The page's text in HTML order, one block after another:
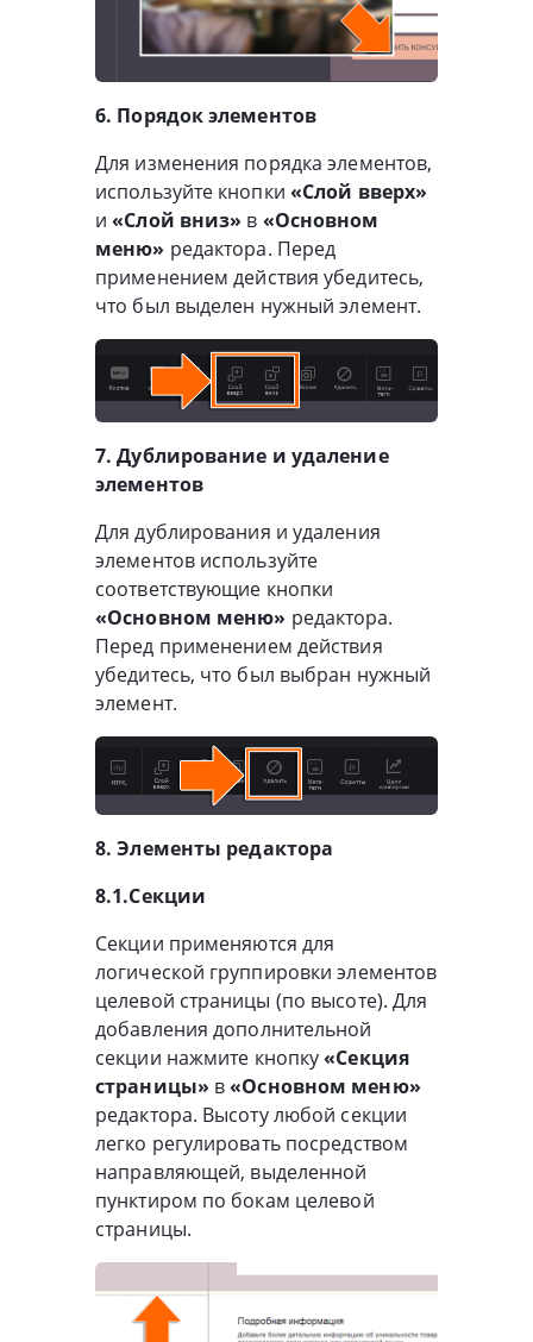
6. Порядок элементов
Для изменения порядка элементов,
используйте кнопки «Слой вверх»
и «Слой вниз» в «Основном
меню» редактора. Перед
применением действия убедитесь,
что был выделен нужный элемент.
7. Дублирование и удаление
элементов
Для дублирования и удаления
элементов используйте
соответствующие кнопки
«Основном меню» редактора.
Перед применением действия
убедитесь, что был выбран нужный
элемент.
8. Элементы редактора
8.1.Секции
Секции применяются для
логической группировки элементов
целевой страницы (по высоте). Для
добавления дополнительной
секции нажмите кнопку«Секция
страницы» в«Основном меню»
редактора. Высоту любой секции
легко регулировать посредством
направляющей, выделенной
пунктиром по бокам целевой
страницы.